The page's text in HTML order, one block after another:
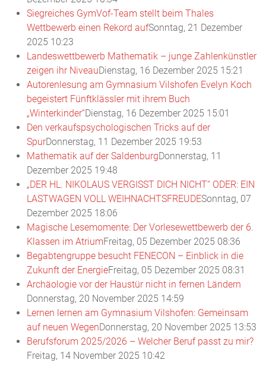
Siegreiches GymVof-Team stellt beim Thales
Wettbewerb einen Rekord aufSonntag, 21 Dezember
2025 10:23
Landeswettbewerb Mathematik – junge Zahlenkünstler
zeigen ihr NiveauDienstag, 16 Dezember 2025 15:21
Autorenlesung am Gymnasium Vilshofen Evelyn Koch
begeistert Fünftklässler mit ihrem Buch
„Winterkinder“Dienstag, 16 Dezember 2025 15:01
Den verkaufspsychologischen Tricks auf der
SpurDonnerstag, 11 Dezember 2025 19:53
Mathematik auf der SaldenburgDonnerstag, 11
Dezember 2025 19:48
„DER HL. NIKOLAUS VERGISST DICH NICHT“ ODER: EIN
LASTWAGEN VOLL WEIHNACHTSFREUDESonntag, 07
Dezember 2025 18:06
Magische Lesemomente: Der Vorlesewettbewerb der 6.
Klassen im AtriumFreitag, 05 Dezember 2025 08:36
Begabtengruppe besucht FENECON – Einblick in die
Zukunft der EnergieFreitag, 05 Dezember 2025 08:31
Archäologie vor der Haustür nicht in fernen Ländern
Donnerstag, 20 November 2025 14:59
Lernen lernen am Gymnasium Vilshofen: Gemeinsam
auf neuen WegenDonnerstag, 20 November 2025 13:53
Berufsforum 2025/2026 – Welcher Beruf passt zu mir?
Freitag, 14 November 2025 10:42